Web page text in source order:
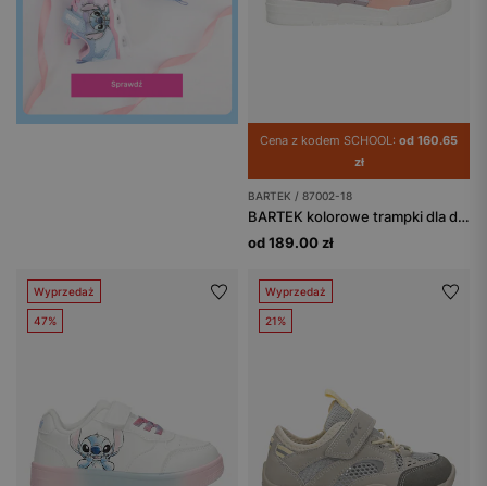
Cena z kodem SCHOOL: od 160.65
zł
BARTEK / 87002-18
BARTEK kolorowe trampki dla dziewczynki 87002-18
od 189.00 zł
Wyprzedaż
47%
Wyprzedaż
21%